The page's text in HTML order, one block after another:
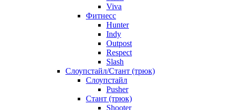
Viva
Фитнесс
Hunter
Indy
Outpost
Respect
Slash
Слоупстайл/Стант (трюк)
Слоупстайл
Pusher
Стант (трюк)
Shooter